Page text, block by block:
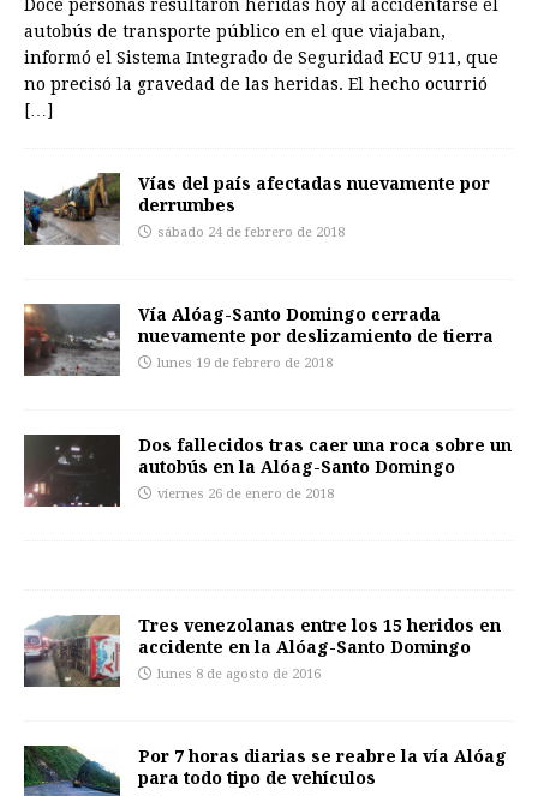
Doce personas resultaron heridas hoy al accidentarse el
autobús de transporte público en el que viajaban,
informó el Sistema Integrado de Seguridad ECU 911, que
no precisó la gravedad de las heridas. El hecho ocurrió
[…]
Vías del país afectadas nuevamente por
derrumbes
sábado 24 de febrero de 2018
Vía Alóag-Santo Domingo cerrada
nuevamente por deslizamiento de tierra
lunes 19 de febrero de 2018
Dos fallecidos tras caer una roca sobre un
autobús en la Alóag-Santo Domingo
viernes 26 de enero de 2018
Tres venezolanas entre los 15 heridos en
accidente en la Alóag-Santo Domingo
lunes 8 de agosto de 2016
Por 7 horas diarias se reabre la vía Alóag
para todo tipo de vehículos